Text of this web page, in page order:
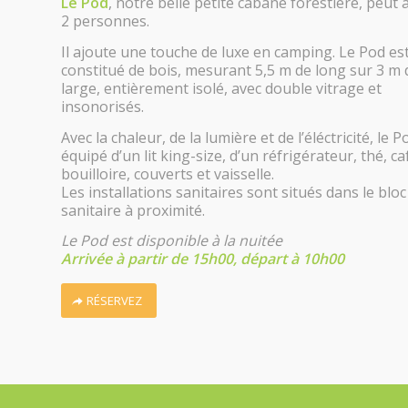
2 personnes.
Il ajoute une touche de luxe en camping. Le Pod
constitué de bois, mesurant 5,5 m de long sur 3 m
large, entièrement isolé, avec double vitrage et
insonorisés.
Avec la chaleur, de la lumière et de l’éléctricité, le
équipé d’un lit king-size, d’un réfrigérateur, thé,
bouilloire, couverts et vaisselle.
Les installations sanitaires sont situés dans le bloc
sanitaire à proximité.
Le Pod est disponible à la nuitée
Arrivée à partir de 15h00, départ à 10h00
RÉSERVEZ